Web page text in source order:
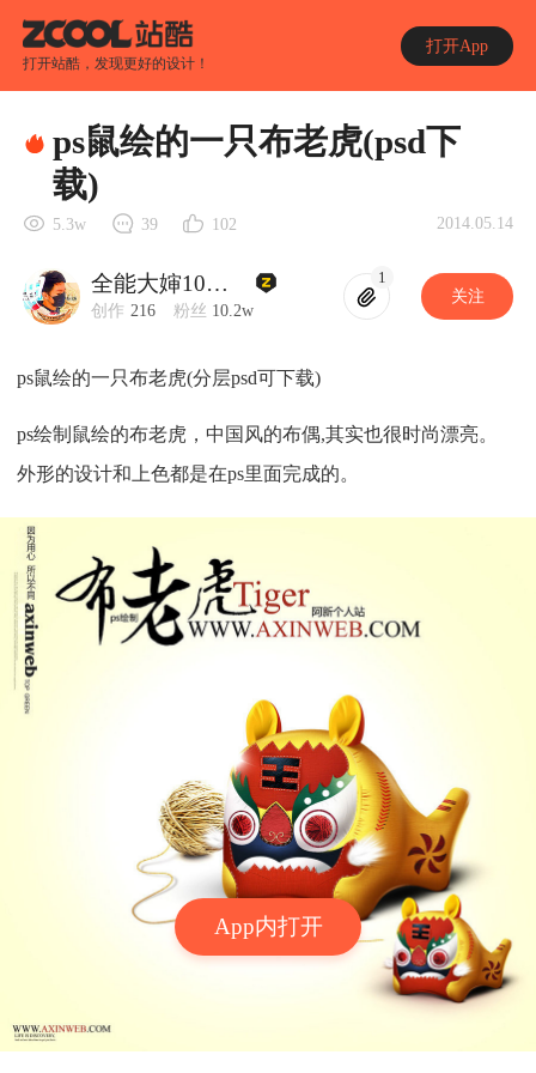
打开站酷，发现更好的设计！
打开App
App内打开
ps鼠绘的一只布老虎(psd下
载)
5.3w 39 102 2014.05.14
全能大婶10万粉
创作 216 粉丝 10.2w
1
关注
ps鼠绘的一只布老虎(分层psd可下载)
ps绘制鼠绘的布老虎，中国风的布偶,其实也很时尚漂亮。
外形的设计和上色都是在ps里面完成的。